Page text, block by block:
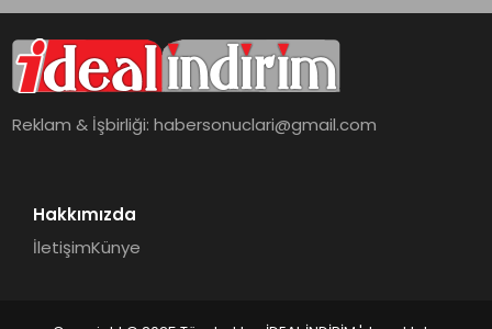
Reklam & İşbirliği:habersonuclari@gmail.com
Hakkımızda
İletişimKünye